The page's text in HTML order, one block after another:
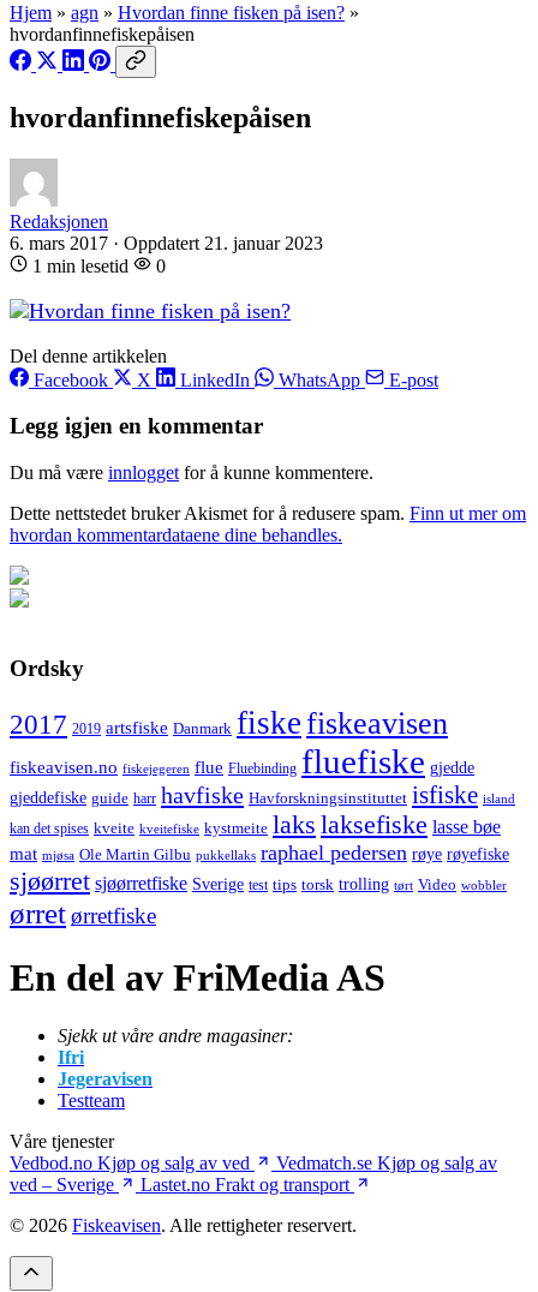
Hjem » agn » Hvordan finne fisken på isen? »
hvordanfinnefiskepåisen
hvordanfinnefiskepåisen
Redaksjonen
6. mars 2017 · Oppdatert 21. januar 2023
1 min lesetid
0
Del denne artikkelen
Facebook
X LinkedIn WhatsApp E-post
Legg igjen en kommentar
Du må være innlogget for å kunne kommentere.
Dette nettstedet bruker Akismet for å redusere spam. Finn ut mer om
hvordan kommentardataene dine behandles.
Ordsky
2017 2019 artsfiske Danmark fiskefiskeavisen
fiskeavisen.no fiskejegeren flue Fluebinding fluefiske gjedde
gjeddefiske guide harr havfiske Havforskningsinstituttet isfiske island
kan det spises kveite kveitefiske kystmeite laks laksefiske lasse bøe
mat mjøsa Ole Martin Gilbu pukkellaks raphael pedersen røye røyefiske
sjøørret sjøørretfiske Sverige test tips torsk trolling tørt Video wobbler
ørretørretfiske
En del av FriMedia AS
Sjekk ut våre andre magasiner:
Ifri
Jegeravisen
Testteam
Våre tjenester
Vedbod.no Kjøp og salg av ved Vedmatch.se Kjøp og salg av
ved – Sverige
Lastet.no Frakt og transport
© 2026 Fiskeavisen. Alle rettigheter reservert.